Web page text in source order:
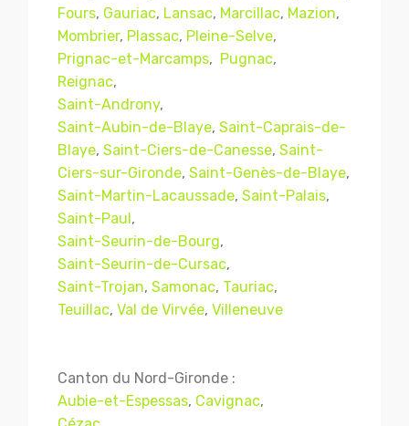
Fours, Gauriac, Lansac, Marcillac, Mazion,
Mombrier, Plassac, Pleine-Selve,
Prignac-et-Marcamps, Pugnac,
Reignac,
Saint-Androny,
Saint-Aubin-de-Blaye, Saint-Caprais-de-
Blaye, Saint-Ciers-de-Canesse, Saint-
Ciers-sur-Gironde, Saint-Genès-de-Blaye,
Saint-Martin-Lacaussade, Saint-Palais,
Saint-Paul,
Saint-Seurin-de-Bourg,
Saint-Seurin-de-Cursac,
Saint-Trojan, Samonac, Tauriac,
Teuillac, Val de Virvée, Villeneuve
Canton du Nord-Gironde :
Aubie-et-Espessas, Cavignac,
Mentions légales
référencé par© MACWIN